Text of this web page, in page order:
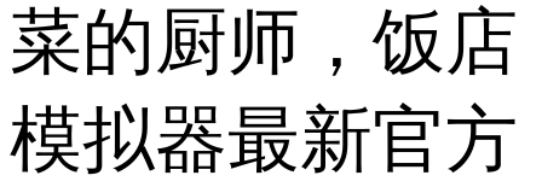
菜的厨师，饭店
模拟器最新官方